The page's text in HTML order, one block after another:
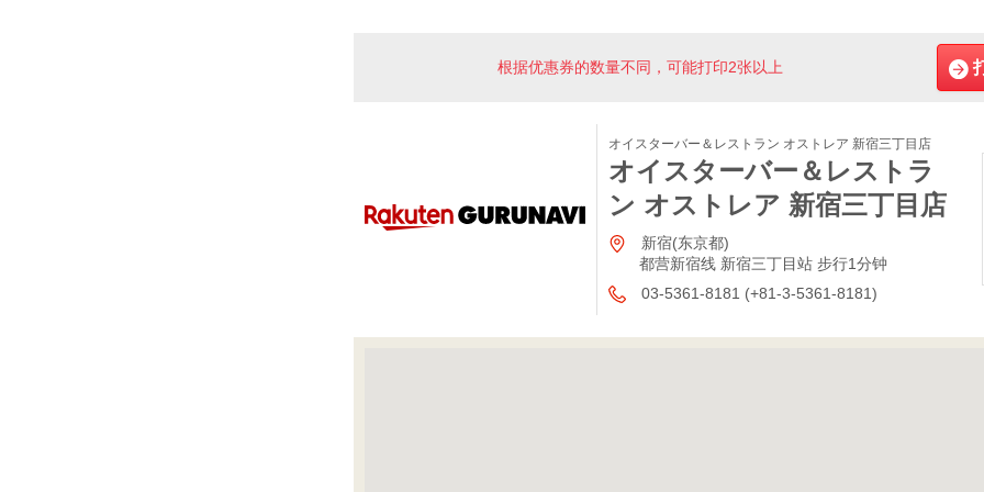
根据优惠券的数量不同，可能打印2张以上
オイスターバー＆レストラン オストレア 新宿三丁目店
オイスターバー＆レストラ
ン オストレア 新宿三丁目店
新宿(东京都)
都营新宿线 新宿三丁目站 步行1分钟
03-5361-8181 (+81-3-5361-8181)